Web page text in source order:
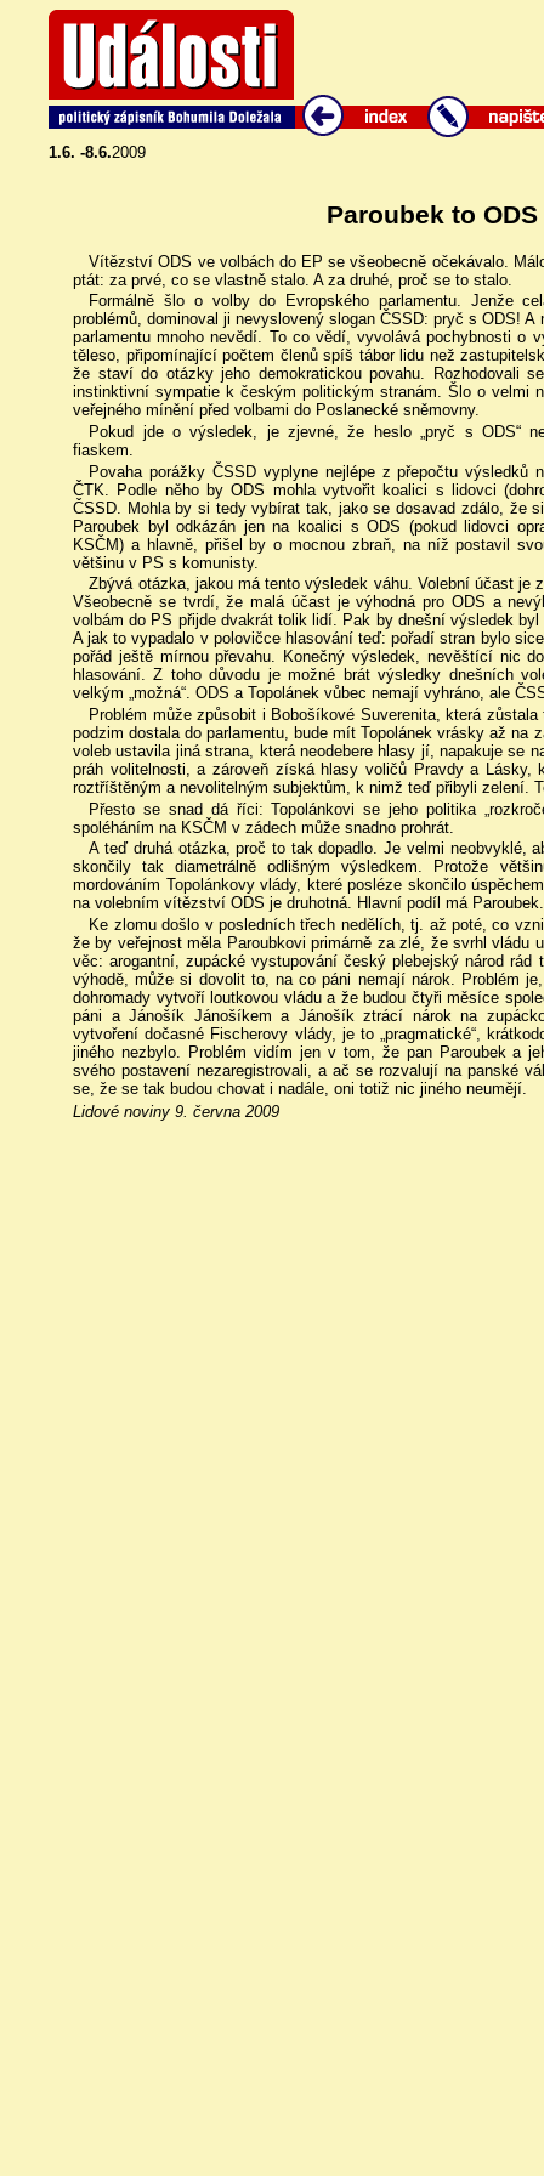
1.6. -8.6.2009
Paroubek to
Vítězství ODS ve volbách do EP se všeobecně očekávalo.
ptát: za prvé, co se vlastně stalo. A za druhé, proč se to stalo.
Formálně šlo o volby do Evropského parlamentu. Jenže
problémů, dominoval ji nevyslovený slogan ČSSD: pryč s ODS!
parlamentu mnoho nevědí. To co vědí, vyvolává pochybnosti o
těleso, připomínající počtem členů spíš tábor lidu než
že staví do otázky jeho demokratickou povahu. Rozhodovali
instinktivní sympatie k českým politickým stranám. Šlo o velmi
veřejného mínění před volbami do Poslanecké sněmovny.
Pokud jde o výsledek, je zjevné, že heslo „pryč s ODS“
fiaskem.
Povaha porážky ČSSD vyplyne nejlépe z přepočtu
ČTK. Podle něho by ODS mohla vytvořit koalici s lidovci
ČSSD. Mohla by si tedy vybírat tak, jako se dosavad zdálo, že
Paroubek byl odkázán jen na koalici s ODS (pokud lidovci
KSČM) a hlavně, přišel by o mocnou zbraň, na níž postavil
většinu v PS s komunisty.
Zbývá otázka, jakou má tento výsledek váhu. Volební účast je
Všeobecně se tvrdí, že malá účast je výhodná pro ODS a
volbám do PS přijde dvakrát tolik lidí. Pak by dnešní výsledek
A jak to vypadalo v polovičce hlasování teď: pořadí stran bylo
pořád ještě mírnou převahu. Konečný výsledek, nevěštící nic
hlasování. Z toho důvodu je možné brát výsledky dnešních
velkým „možná“. ODS a Topolánek vůbec nemají vyhráno, ale
Problém může způsobit i Bobošíkové Suverenita, která
podzim dostala do parlamentu, bude mít Topolánek vrásky až na
voleb ustavila jiná strana, která neodebere hlasy jí, napakuje se
práh volitelnosti, a zároveň získá hlasy voličů Pravdy a
roztříštěným a nevolitelným subjektům, k nimž teď přibyli zelení.
Přesto se snad dá říci: Topolánkovi se jeho politika
spoléháním na KSČM v zádech může snadno prohrát.
A teď druhá otázka, proč to tak dopadlo. Je velmi neobvyklé,
skončily tak diametrálně odlišným výsledkem. Protože
mordováním Topolánkovy vlády, které posléze skončilo
na volebním vítězství ODS je druhotná. Hlavní podíl má Paroubek.
Ke zlomu došlo v posledních třech nedělích, tj. až poté, co
že by veřejnost měla Paroubkovi primárně za zlé, že svrhl vládu
věc: arogantní, zupácké vystupování český plebejský národ
výhodě, může si dovolit to, na co páni nemají nárok. Problém
dohromady vytvoří loutkovou vládu a že budou čtyři měsíce
páni a Jánošík Jánošíkem a Jánošík ztrácí nárok na
vytvoření dočasné Fischerovy vlády, je to „pragmatické“,
jiného nezbylo. Problém vidím jen v tom, že pan Paroubek a
svého postavení nezaregistrovali, a ač se rozvalují na panské
se, že se tak budou chovat i nadále, oni totiž nic jiného neumějí.
Lidové noviny 9. června 2009